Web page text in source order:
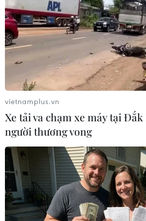
#UPCoM-Index
#Thị trường chứng
#Nhà đầu tư
Theo dõi VietnamPlus
TIN LIÊN QUAN
vietnamplus.vn
Xe tải va chạm xe máy tại
người thương vong